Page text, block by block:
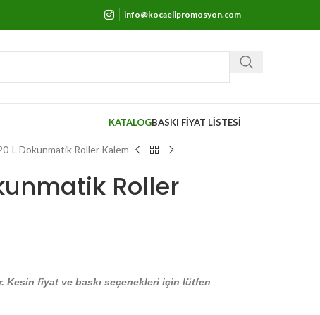
info@kocaelipromosyon.com
KATALOGBASKI FİYAT LİSTESİ
L Dokunmatik Roller Kalem
Roller
Kesin fiyat ve baskı seçenekleri için lütfen